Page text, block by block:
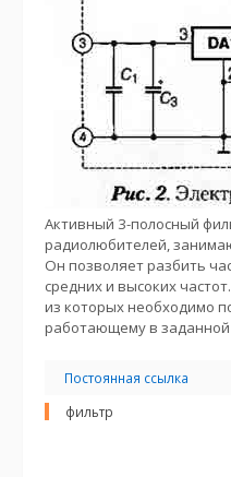
Активный 3-полосный
радиолюбителей,
Он позволяет разбить
средних и высоких
из которых необходимо
работающему в заданной
Постоянная ссылка
фильтр